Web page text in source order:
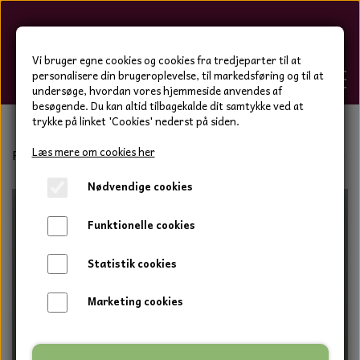
Hygge-Liv
FORSIDE
WEBSHOP
BOLIG OG HAVE
DUFTBLOKKE OG TILBEHØR
DUFT BLOKKE
VINDSPIL
HJEMMESKO OG TØJ
HJEMMESKO
RESTSALG
HJEMMESKO OG TØJ
HJEMMESKO
LÆDER BÆLTER - TASKER - CAPS
TERMOSTRØMPER LEGGINGS
Forside Bolig og have
Vi bruger egne cookies og cookies fra tredjeparter til at
personalisere din brugeroplevelse, til markedsføring og til at
undersøge, hvordan vores hjemmeside anvendes af
besøgende. Du kan altid tilbagekalde dit samtykke ved at
trykke på linket 'Cookies' nederst på siden.
Læs mere om cookies her
Nødvendige cookies
Funktionelle cookies
Statistik cookies
Marketing cookies